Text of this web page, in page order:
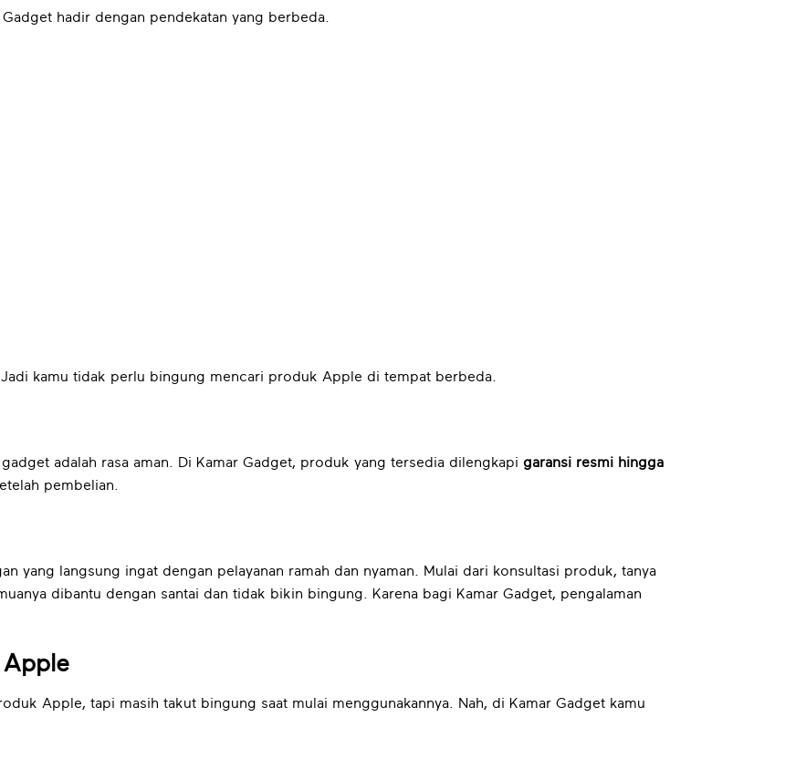
hadir dengan pendekatan yang berbeda.
kamu tidak perlu bingung mencari produk Apple di tempat berbeda.
adalah rasa aman. Di Kamar Gadget, produk yang tersedia dilengkapi garansi resmi hingga
pembelian.
yang langsung ingat dengan pelayanan ramah dan nyaman. Mulai dari konsultasi produk, tanya
dibantu dengan santai dan tidak bikin bingung. Karena bagi Kamar Gadget, pengalaman
Apple, tapi masih takut bingung saat mulai menggunakannya. Nah, di Kamar Gadget kamu